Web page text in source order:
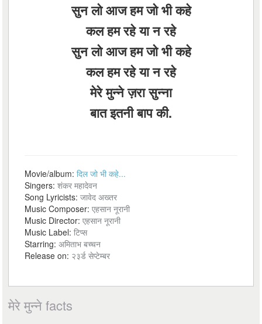
सुन लो आज हम जो भी कहे
कल हम रहे या न रहे
सुन लो आज हम जो भी कहे
कल हम रहे या न रहे
मेरे मुन्ने ज़रा सुन्ना
बात इतनी बाप की.
Movie/album:दिल जो भी कहे...
Singers:शंकर महादेवन
Song Lyricists:जावेद अख्तर
Music Composer:एहसान नूरानी
Music Director:एहसान नूरानी
Music Label:टिप्स
Starring:अमिताभ बच्चन
Release on: २३र्ड सेप्टेम्बर
मेरे मुन्ने facts